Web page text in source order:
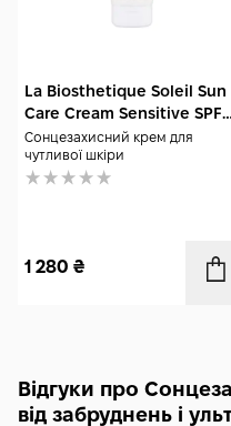
La Biosthetique Soleil Sun
Care Cream Sensitive SPF
50+ 50 мл
Сонцезахисний крем для
чутливої шкіри
1 280 ₴
Відгуки про
від забруднень і